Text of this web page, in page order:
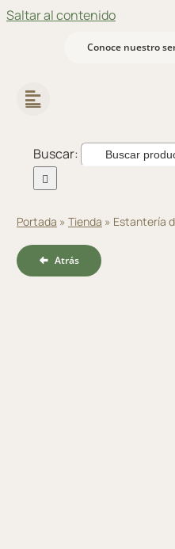
Saltar al contenido
Conoce nuestro
Buscar:
Portada » Tienda » Estantería
Atrás